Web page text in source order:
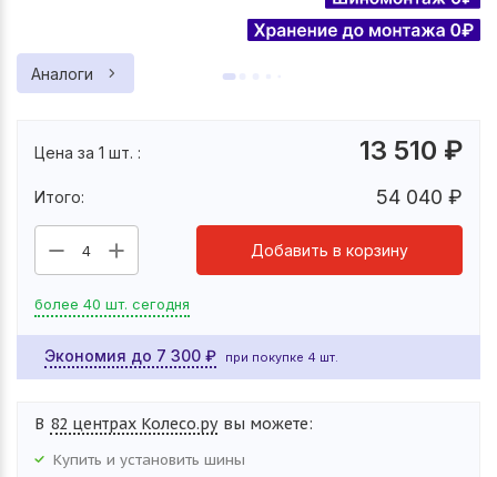
Аналоги
Цена за 1 шт. : 13 510 ₽
Итого: 54 040 ₽
4 Добавить в корзину
более 40 шт. сегодня
Экономия до 7 300 ₽ при покупке 4 шт.
В 82 центрах Колесо.ру вы можете:
Купить и установить шины